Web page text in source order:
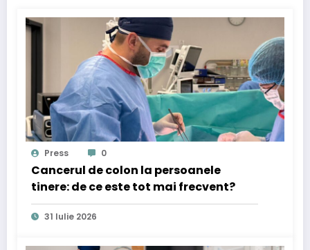
Press 0
Cancerul de colon la persoanele
tinere: de ce este tot mai frecvent?
31 Iulie 2026